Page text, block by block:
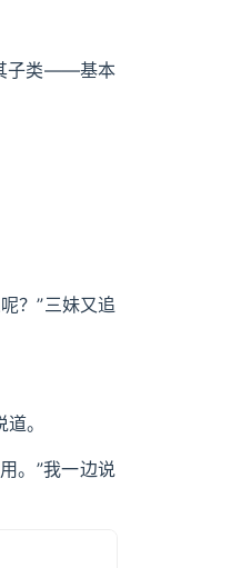
子类——基本
？”三妹又追
。
。”我一边说